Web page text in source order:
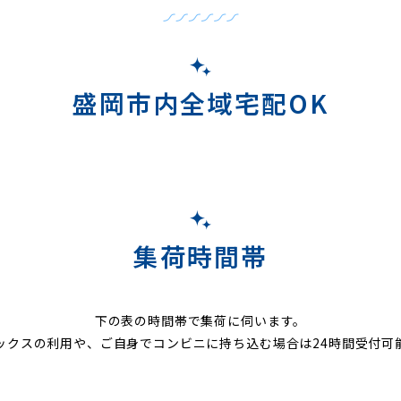
盛岡市内全域宅配OK
集荷時間帯
下の表の時間帯で集荷に伺います。
クスの利用や、ご自身でコンビニに持ち込む場合は24時間受付可